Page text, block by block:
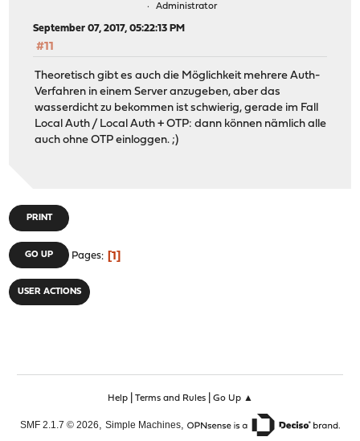
Administrator
September 07, 2017, 05:22:13 PM
#11
Theoretisch gibt es auch die Möglichkeit mehrere Auth-
Verfahren in einem Server anzugeben, aber das
wasserdicht zu bekommen ist schwierig, gerade im Fall
Local Auth / Local Auth + OTP: dann können nämlich alle
auch ohne OTP einloggen. ;)
PRINT
GO UP Pages 1
USER ACTIONS
Help| Terms and Rules| Go Up ▲
SMF 2.1.7 © 2026, Simple Machines,